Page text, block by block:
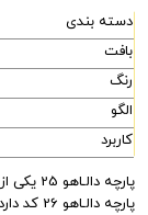
دسته بندی
بافت
رنگ
الگو
کاربرد
پارچه دالـاهو 25 یکی از کدهای دالـاهو هست.
پارچه دالـاهو 26 کد دارد که همه کدهای آن در سایت